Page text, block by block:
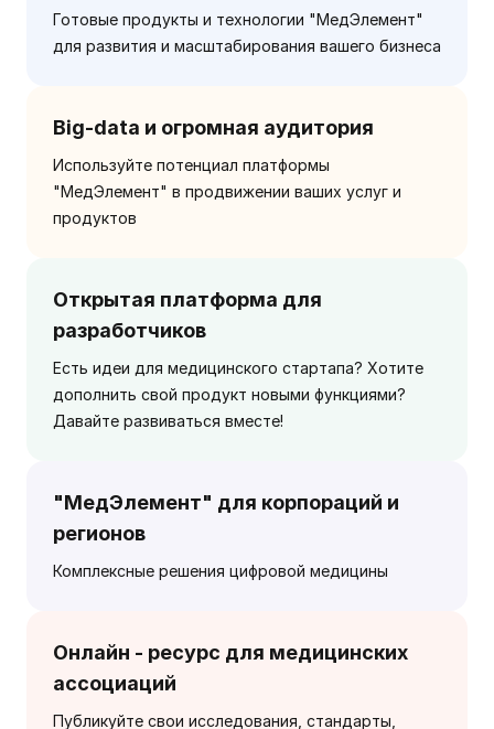
Готовые продукты и технологии "МедЭлемент"
для развития и масштабирования вашего бизнеса
Big-data и огромная аудитория
Используйте потенциал платформы
"МедЭлемент" в продвижении ваших услуг и
продуктов
Открытая платформа для
разработчиков
Есть идеи для медицинского стартапа? Хотите
дополнить свой продукт новыми функциями?
Давайте развиваться вместе!
"МедЭлемент" для корпораций и
регионов
Комплексные решения цифровой медицины
Онлайн - ресурс для медицинских
ассоциаций
Публикуйте свои исследования, стандарты,